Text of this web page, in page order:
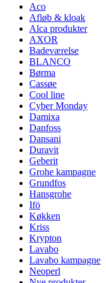
Aco
Afløb & kloak
Alca produkter
AXOR
Badeværelse
BLANCO
Børma
Cassøe
Cool line
Cyber Monday
Damixa
Danfoss
Dansani
Duravit
Geberit
Grohe kampagne
Grundfos
Hansgrohe
Ifö
Køkken
Kriss
Krypton
Lavabo
Lavabo kampagne
Neoperl